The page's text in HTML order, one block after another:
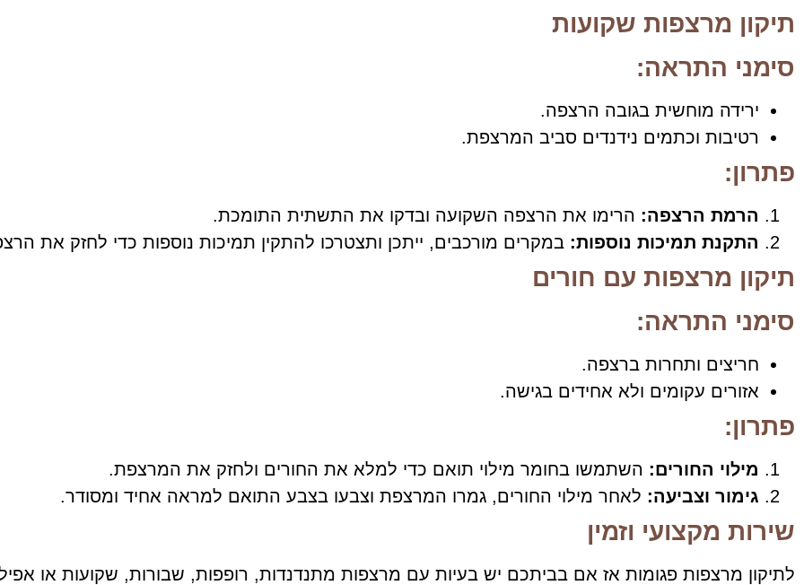
תיקון מרצפות שקועות
סימני התראה:
ירידה מוחשית בגובה הרצפה.
רטיבות וכתמים נידנדים סביב המרצפת.
פתרון:
הרמת הרצפה: הרימו את הרצפה השקועה ובדקו את התשתית התומכת.
התקנת תמיכות נוספות: במקרים מורכבים, ייתכן ותצטרכו להתקין תמיכות נוספות כדי לחזק את
תיקון מרצפות עם חורים
סימני התראה:
חריצים ותחרות ברצפה.
אזורים עקומים ולא אחידים בגישה.
פתרון:
מילוי החורים: השתמשו בחומר מילוי תואם כדי למלא את החורים ולחזק את המרצפת.
גימור וצביעה: לאחר מילוי החורים, גמרו המרצפת וצבעו בצבע התואם למראה אחיד ומסודר.
שירות מקצועי וזמין
לתיקון מרצפות פגומות אז אם בביתכם יש בעיות עם מרצפות מתנדנדות, רופפות, שבורות, שקועות או